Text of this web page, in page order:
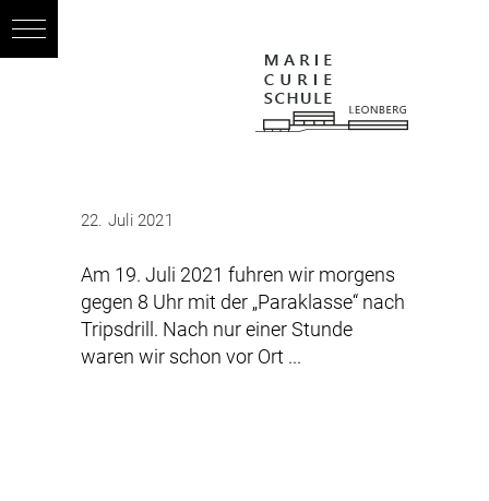
22. Juli 2021
Am 19. Juli 2021 fuhren wir morgens
gegen 8 Uhr mit der „Paraklasse“ nach
Tripsdrill. Nach nur einer Stunde
waren wir schon vor Ort